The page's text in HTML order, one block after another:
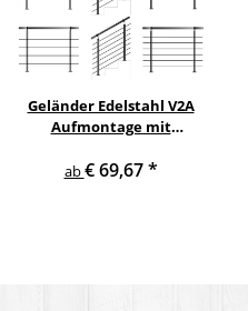
Geländer Edelstahl V2A
Aufmontage mit
Querstreben
ab€ 69,67*